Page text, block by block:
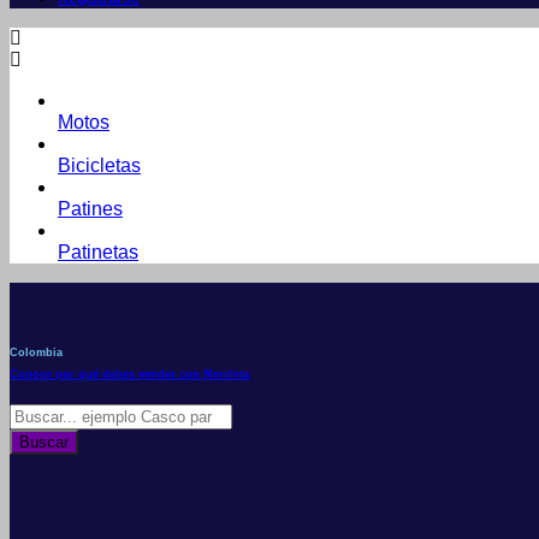
Motos
Bicicletas
Patines
Patinetas
Colombia
Conoce por qué debes vender con Mercleta
Búsqueda
de
productos
Buscar